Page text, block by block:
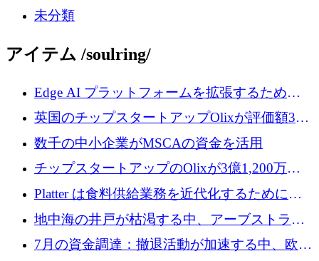
未分類
アイテム /soulring/
Edge AI プラットフォームを拡張するために
Edgeify が 900 万ドルを調達
英国のチップスタートアップOlixが評価額33
億ドルで3億1,200万ドルを調達
数千の中小企業がMSCAの資金を活用
チップスタートアップのOlixが3億1,200万ド
ルを調達、Mobilizeが投資部門を立ち上げ、7
月の資金調達を詳しく調査
Platter は食料供給業務を近代化するために
Verb Ventures から追加資金を調達
地中海の井戸が枯渇する中、アーブストラ社
は空気から飲料水を作る機械を発売
7月の資金調達：撤退活動が加速する中、欧州